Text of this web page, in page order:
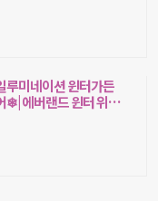
루미네이션 윈터가든
❄| 에버랜드 윈터 위시